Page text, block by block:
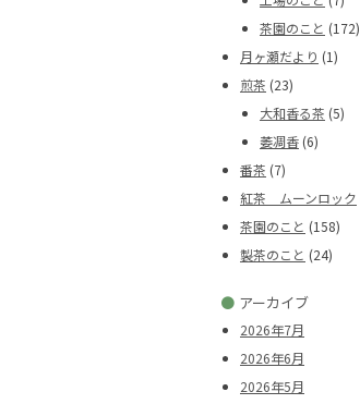
茶園のこと (172)
月ヶ瀬だより (1)
煎茶 (23)
大和香る茶 (5)
萎凋香 (6)
番茶 (7)
紅茶 ムーンロック
茶園のこと (158)
製茶のこと (24)
● アーカイブ
2026年7月
2026年6月
2026年5月